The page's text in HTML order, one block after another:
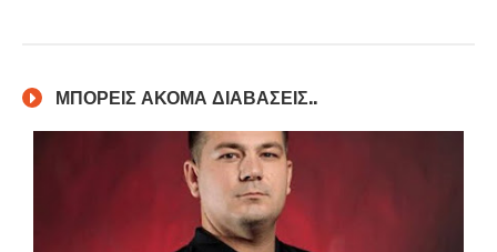
ΜΠΟΡΕΙΣ ΑΚΟΜΑ ΔΙΑΒΑΣΕΙΣ..